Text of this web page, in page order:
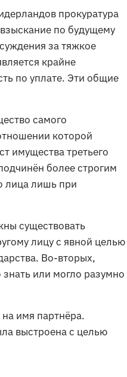
прокуратура
по будущему
за тяжкое
крайне
по уплате. Эти общие
самого
которой
имущества третьего
более строгим
лица лишь при
существовать
лицу с явной целью
Во-вторых,
или могло разумно
имя партнёра.
выстроена с целью